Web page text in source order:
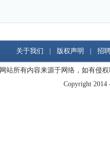
关于我们 版权声明 招
网站所有内容来源于网络，如有侵
Copyright 2014